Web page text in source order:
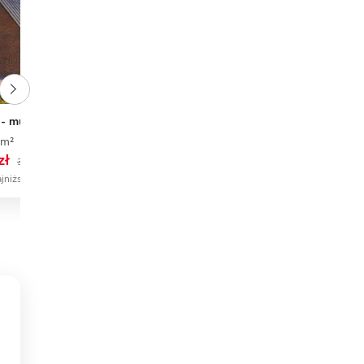
murowany
3 950 zł
cena